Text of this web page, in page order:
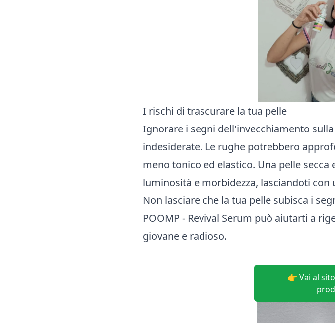
I rischi di trascurare la tua pelle
Ignorare i segni dell'invecchiamento
indesiderate. Le rughe potrebbero
meno tonico ed elastico. Una pelle
luminosità e morbidezza, lasciandoti con
Non lasciare che la tua pelle subisca i
POOMP - Revival Serum può aiutarti a
giovane e radioso.
👉 Vai al